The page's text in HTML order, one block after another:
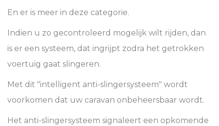
En er is meer in deze categorie.
Indien u zo gecontroleerd mogelijk wilt rijden, dan
is er een systeem, dat ingrijpt zodra het getrokken
voertuig gaat slingeren.
Met dit "intelligent anti-slingersysteem" wordt
voorkomen dat uw caravan onbeheersbaar wordt.
Het anti-slingersysteem signaleert een opkomende